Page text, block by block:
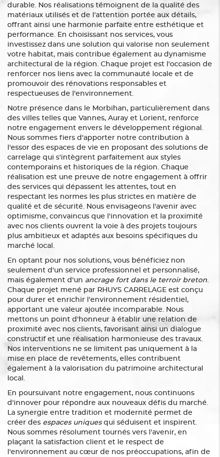
durable. Nos réalisations témoignent de la qualité des
matériaux utilisés et de l'attention portée aux détails,
offrant ainsi une harmonie parfaite entre esthétique et
performance. En choisissant nos services, vous
investissez dans une solution qui valorise non seulement
votre habitat, mais contribue également au dynamisme
architectural de la région. Chaque projet est l'occasion de
renforcer nos liens avec la communauté locale et de
promouvoir des rénovations responsables et
respectueuses de l'environnement.
Notre présence dans le Morbihan, particulièrement dans
des villes telles que Vannes, Auray et Lorient, renforce
notre engagement envers le développement régional.
Nous sommes fiers d'apporter notre contribution à
l'essor des espaces de vie en proposant des solutions de
carrelage qui s'intègrent parfaitement aux styles
contemporains et historiques de la région. Chaque
réalisation est une preuve de notre engagement à offrir
des services qui dépassent les attentes, tout en
respectant les normes les plus strictes en matière de
qualité et de sécurité. Nous envisageons l'avenir avec
optimisme, convaincus que l'innovation et la proximité
avec nos clients ouvrent la voie à des projets toujours
plus ambitieux et adaptés aux besoins spécifiques du
marché local.
En optant pour nos solutions, vous bénéficiez non
seulement d'un service professionnel et personnalisé,
mais également d'un ancrage fort dans le terroir breton.
Chaque projet mené par RHUYS CARRELAGE est conçu
pour durer et enrichir l'environnement résidentiel,
apportant une valeur ajoutée incomparable. Nous
mettons un point d'honneur à établir une relation de
proximité avec nos clients, favorisant ainsi un dialogue
constructif et une réalisation harmonieuse des travaux.
Nos interventions ne se limitent pas uniquement à la
mise en place de revêtements, elles contribuent
également à la valorisation du patrimoine architectural
local.
En poursuivant notre engagement, nous continuons
d'innover pour répondre aux nouveaux défis du marché.
La synergie entre tradition et modernité permet de
créer des espaces uniquesqui séduisent et inspirent.
Nous sommes résolument tournés vers l'avenir, en
plaçant la satisfaction client et le respect de
l'environnement au cœur de nos préoccupations, afin de